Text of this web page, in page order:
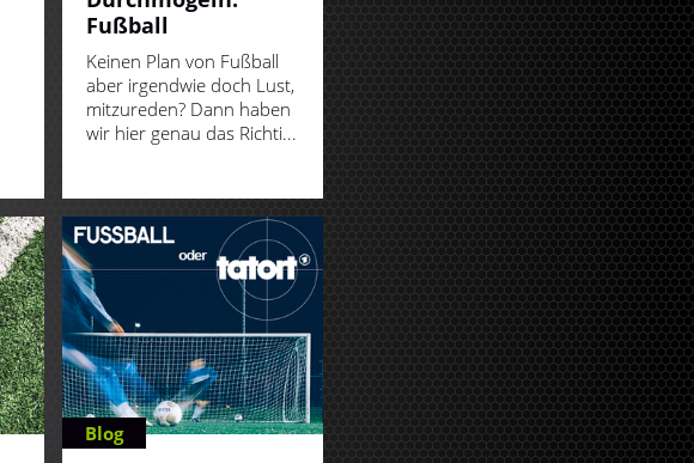
Fußball
Keinen Plan von Fußball
aber irgendwie doch Lust,
mitzureden? Dann haben
wir hier genau das Richti...
Blog